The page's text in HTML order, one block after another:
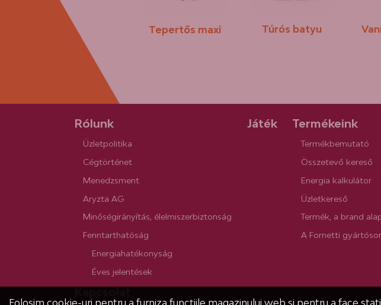
Tepertős maxi Túrós batyu
Rólunk
Üzletpolitika
Cégtörténet
Menedzsment
Aryzta AG
Minőségirányítás, élelmiszerbiztonság
Fenntarthatóság
Energiahatékonyság
Éves jelentések
Játék Termékeink
Termékbemutató
Összetevő kereső
Energia kalkulátor
Üzletkereső
Termék, a brand
A Fornetti
Folosim cookie-uri pentru a furniza funcțiile magazinului web și pentru a face